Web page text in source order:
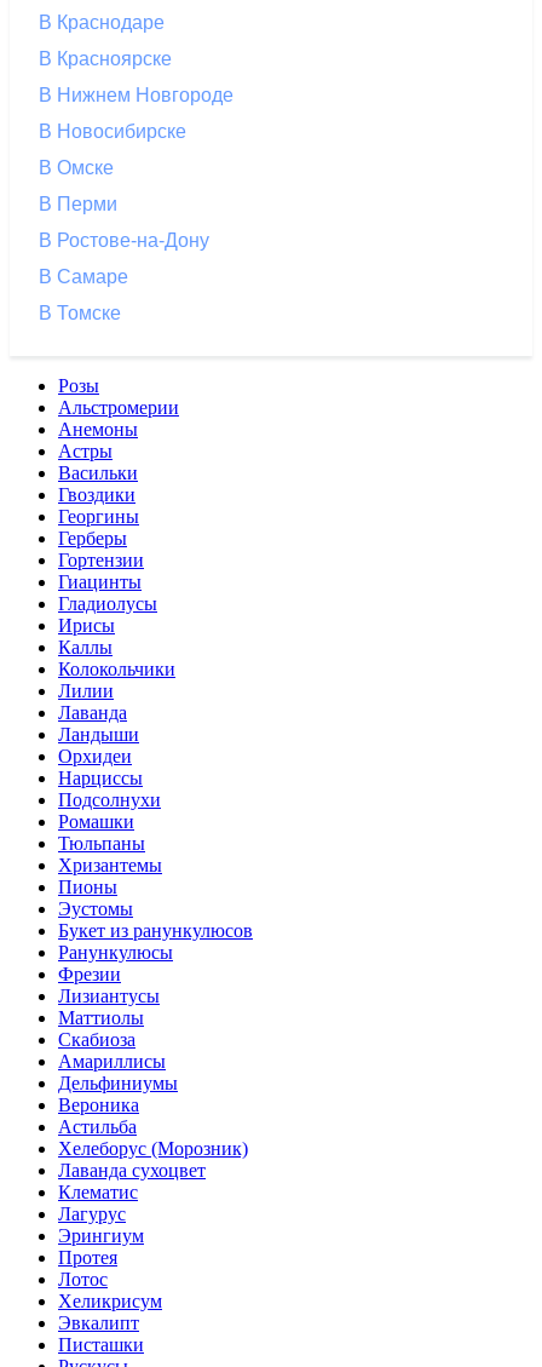
В Краснодаре
В Красноярске
В Нижнем Новгороде
В Новосибирске
В Омске
В Перми
В Ростове-на-Дону
В Самаре
В Томске
Розы
Альстромерии
Анемоны
Астры
Васильки
Гвоздики
Георгины
Герберы
Гортензии
Гиацинты
Гладиолусы
Ирисы
Каллы
Колокольчики
Лилии
Лаванда
Ландыши
Орхидеи
Нарциссы
Подсолнухи
Ромашки
Тюльпаны
Хризантемы
Пионы
Эустомы
Букет из ранункулюсов
Ранункулюсы
Фрезии
Лизиантусы
Маттиолы
Скабиоза
Амариллисы
Дельфиниумы
Вероника
Астильба
Хелеборус (Морозник)
Лаванда сухоцвет
Клематис
Лагурус
Эрингиум
Протея
Лотос
Хеликрисум
Эвкалипт
Писташки